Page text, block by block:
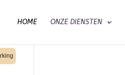
HOME ONZE DIENSTEN